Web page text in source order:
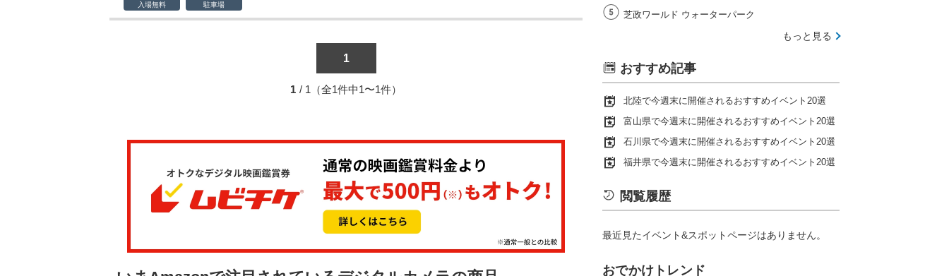
入場無料 駐車場
1
1 / 1（全1件中1〜1件）
芝政ワールド ウォーターパーク
もっと見る
おすすめ記事
北陸で今週末に開催されるおすすめイベント20選
富山県で今週末に開催されるおすすめイベント20選
石川県で今週末に開催されるおすすめイベント20選
福井県で今週末に開催されるおすすめイベント20選
閲覧履歴
最近見たイベント&スポットページはありません。
おでかけトレンド